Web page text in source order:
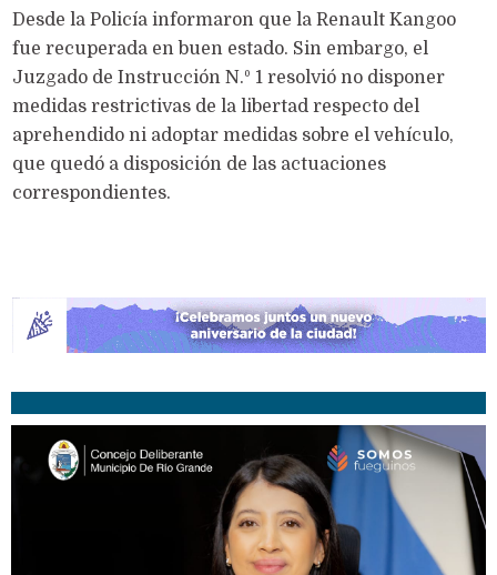
Desde la Policía informaron que la Renault Kangoo
fue recuperada en buen estado. Sin embargo, el
Juzgado de Instrucción N.º 1 resolvió no disponer
medidas restrictivas de la libertad respecto del
aprehendido ni adoptar medidas sobre el vehículo,
que quedó a disposición de las actuaciones
correspondientes.